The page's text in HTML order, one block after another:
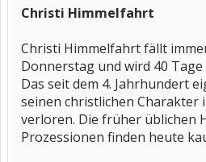
Christi Himmelfahrt
Christi Himmelfahrt fällt
Donnerstag und wird 40 Tage
Das seit dem 4. Jahrhundert
seinen christlichen Charakter
verloren. Die früher üblichen
Prozessionen finden heute